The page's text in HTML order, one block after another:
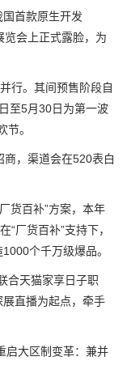
首款原生开发
会上正式露脸，为
行。其间预售阶段自
至5月30日为第一波
。
，渠道会在520表白
货百补”方案，本年
厂货百补”支持下，
个千万级爆品。
天猫家享日子职
直播为起点，牵手
大区制变革：兼并